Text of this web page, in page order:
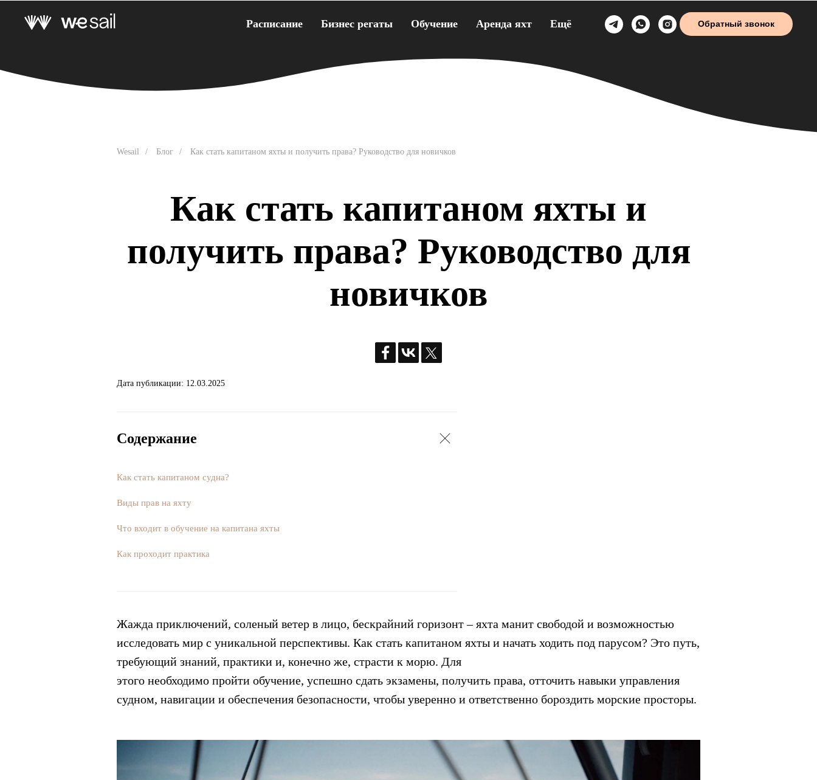
Расписание Бизнес регаты Обучение Аренда яхт Ещё Обратный звонок
Wesail / Блог / Как стать капитаном яхты и получить права? Руководство для новичков
Как стать капитаном яхты и
получить права? Руководство для
новичков
Дата публикации: 12.03.2025
Содержание
Как стать капитаном судна?
Виды прав на яхту
Что входит в обучение на капитана яхты
Как проходит практика
Жажда приключений, соленый ветер в лицо, бескрайний горизонт – яхта манит свободой и возможностью
исследовать мир с уникальной перспективы. Как стать капитаном яхты и начать ходить под парусом? Это путь,
требующий знаний, практики и, конечно же, страсти к морю. Для
этого необходимо пройти обучение, успешно сдать экзамены, получить права, отточить навыки управления
судном, навигации и обеспечения безопасности, чтобы уверенно и ответственно бороздить морские просторы.